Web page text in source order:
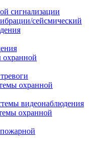
сигнализации
сейсмический
охранной
охранной
видеонаблюдения
охранной